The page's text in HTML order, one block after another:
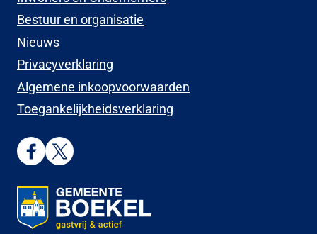
Bestuur en organisatie
Nieuws
Privacyverklaring
Algemene inkoopvoorwaarden
Toegankelijkheidsverklaring